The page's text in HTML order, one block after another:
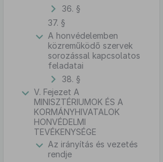
36. §
37. §
A honvédelemben
közreműködő szervek
sorozással kapcsolatos
feladatai
38. §
V. Fejezet A
MINISZTÉRIUMOK ÉS A
KORMÁNYHIVATALOK
HONVÉDELMI
TEVÉKENYSÉGE
Az irányítás és vezetés
rendje